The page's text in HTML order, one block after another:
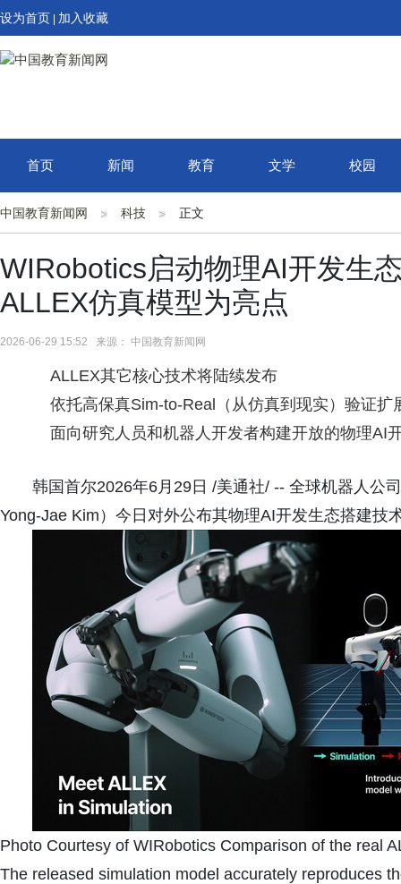
设为首页 加入收藏
首页 新闻 教育 文学 校园
中国教育新闻网 科技 正文
WIRobotics启动物理AI开发生
ALLEX仿真模型为亮点
2026-06-29 15:52 来源： 中国教育新闻网
ALLEX其它核心技术将陆续发布
依托高保真Sim-to-Real（从仿真到现实）验证扩
面向研究人员和机器人开发者构建开放的物理AI
韩国首尔2026年6月29日 /美通社/ -- 全球机器人公
Yong-Jae Kim）今日对外公布其物理AI开发生态搭建技
Photo Courtesy of WIRobotics Comparison of the real
The released simulation model accurately reproduces